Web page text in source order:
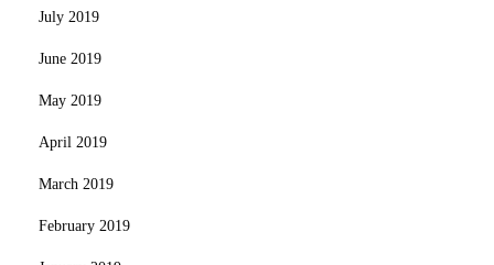
July 2019
June 2019
May 2019
April 2019
March 2019
February 2019